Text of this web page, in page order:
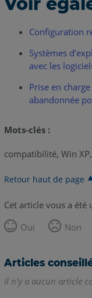
Configuration
Systèmes
avec les
Prise en
abandonnée
Mots-clés :
compatibilité, Win
Retour haut de page
Cet article vous a été
Oui
Non
Articles
Il n'y a aucun article